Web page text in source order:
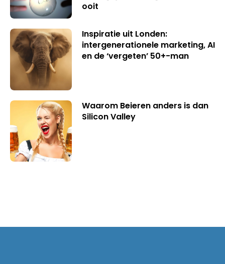
ooit
Inspiratie uit Londen:
intergenerationele marketing, AI
en de ‘vergeten’ 50+-man
Waarom Beieren anders is dan
Silicon Valley